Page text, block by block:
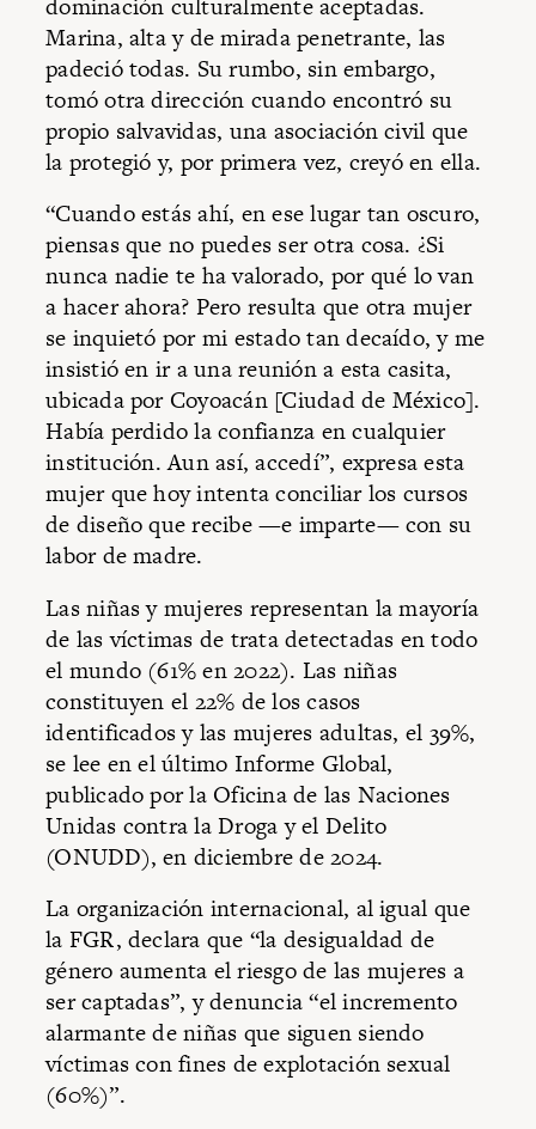
Marina, alta y de mirada penetrante, las
padeció todas. Su rumbo, sin embargo,
tomó otra dirección cuando encontró su
propio salvavidas, una asociación civil que
la protegió y, por primera vez, creyó en ella.
“Cuando estás ahí, en ese lugar tan oscuro,
piensas que no puedes ser otra cosa. ¿Si
nunca nadie te ha valorado, por qué lo van
a hacer ahora? Pero resulta que otra mujer
se inquietó por mi estado tan decaído, y me
insistió en ir a una reunión a esta casita,
ubicada por Coyoacán [Ciudad de México].
Había perdido la confianza en cualquier
institución. Aun así, accedí”, expresa esta
mujer que hoy intenta conciliar los cursos
de diseño que recibe —e imparte— con su
labor de madre.
Las niñas y mujeres representan la mayoría
de las víctimas de trata detectadas en todo
el mundo (61% en 2022). Las niñas
constituyen el 22% de los casos
identificados y las mujeres adultas, el 39%,
se lee en el último Informe Global,
publicado por la Oficina de las Naciones
Unidas contra la Droga y el Delito
(ONUDD), en diciembre de 2024.
La organización internacional, al igual que
la FGR, declara que “la desigualdad de
género aumenta el riesgo de las mujeres a
ser captadas”, y denuncia “el incremento
alarmante de niñas que siguen siendo
víctimas con fines de explotación sexual
(60%)”.